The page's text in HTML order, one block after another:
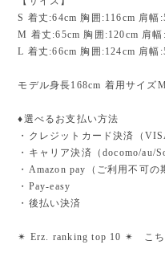
S 着丈:64cm 胸囲:116cm 肩幅
M 着丈:65cm 胸囲:120cm 肩
L 着丈:66cm 胸囲:124cm 肩幅
モデル身長168cm 着用サイズM
♦︎選べるお支払い方法
・クレジットカード決済（
・キャリア決済（docomo/au/
・Amazon pay（ご利用不可の
・Pay-easy
・後払い決済
✴︎ Erz. ranking top 10 ✴︎ こち